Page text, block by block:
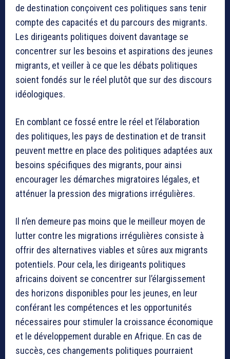
de destination conçoivent ces politiques sans tenir
compte des capacités et du parcours des migrants.
Les dirigeants politiques doivent davantage se
concentrer sur les besoins et aspirations des jeunes
migrants, et veiller à ce que les débats politiques
soient fondés sur le réel plutôt que sur des discours
idéologiques.
En comblant ce fossé entre le réel et l’élaboration
des politiques, les pays de destination et de transit
peuvent mettre en place des politiques adaptées aux
besoins spécifiques des migrants, pour ainsi
encourager les démarches migratoires légales, et
atténuer la pression des migrations irrégulières.
Il n’en demeure pas moins que le meilleur moyen de
lutter contre les migrations irrégulières consiste à
offrir des alternatives viables et sûres aux migrants
potentiels. Pour cela, les dirigeants politiques
africains doivent se concentrer sur l’élargissement
des horizons disponibles pour les jeunes, en leur
conférant les compétences et les opportunités
nécessaires pour stimuler la croissance économique
et le développement durable en Afrique. En cas de
succès, ces changements politiques pourraient